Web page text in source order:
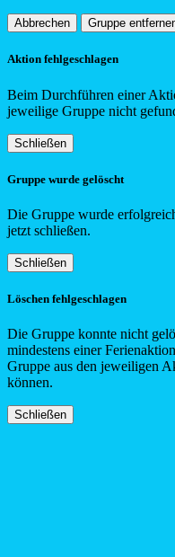
Abbrechen Gruppe
Aktion fehlgeschlagen
Beim Durchführen einer
jeweilige Gruppe nicht
Schließen
Gruppe wurde gelöscht
Die Gruppe wurde
jetzt schließen.
Schließen
Löschen fehlgeschlagen
Die Gruppe konnte nicht
mindestens einer
Gruppe aus den jeweiligen
können.
Schließen